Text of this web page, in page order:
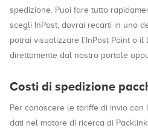
spedizione. Puoi fare tutto
scegli InPost, dovrai recarti in uno
potrai visualizzare l’InPost Point o
direttamente dal nostro portale
Costi di spedizione
Per conoscere le tariffe di invio con
dati nel motore di ricerca di